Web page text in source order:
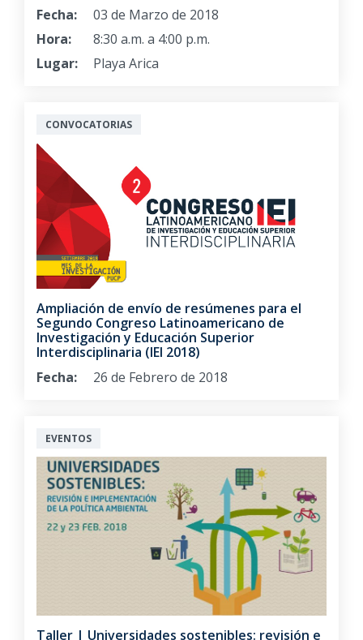
Fecha:
03 de Marzo de 2018
Hora:
8:30 a.m. a 4:00 p.m.
Lugar:
Playa Arica
CONVOCATORIAS
Ampliación de envío de resúmenes para el
Segundo Congreso Latinoamericano de
Investigación y Educación Superior
Interdisciplinaria (IEI 2018)
Fecha:
26 de Febrero de 2018
EVENTOS
Taller | Universidades sostenibles: revisión e